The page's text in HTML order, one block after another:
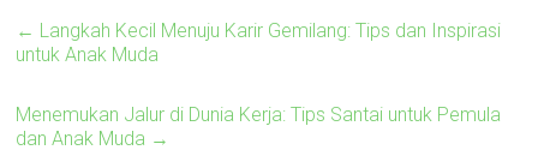
← Langkah Kecil Menuju Karir Gemilang: Tips dan Inspirasi
untuk Anak Muda
Menemukan Jalur di Dunia Kerja: Tips Santai untuk Pemula
dan Anak Muda →